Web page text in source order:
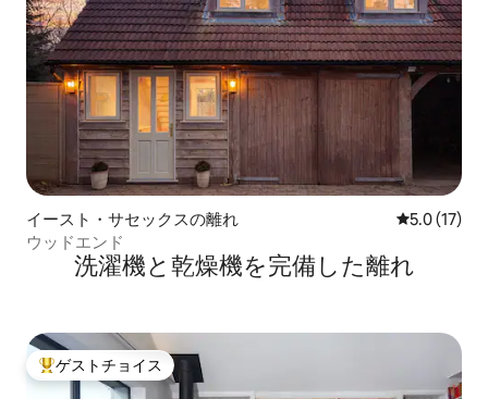
イースト・サセックスの離れ レビュー17
5.0 (17)
ウッドエンド
洗濯機と乾燥機を完備した離れ
大好評のゲストチョイスです。
ゲストチョイス